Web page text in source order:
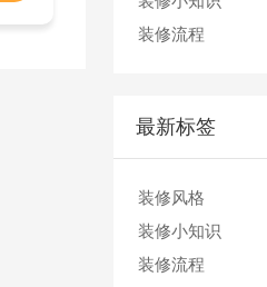
装修流程
最新标签
装修风格
装修小知识
装修流程